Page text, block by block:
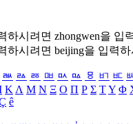
하시려면 zhongwen을 입
하시려면 beijing을 입력하
ㅫ ㅬ ㅭ ㅮ ㅯ ㅰ ㅱ ㅲ ㅳ
ΚΛ Μ Ν Ξ Ο Π Ρ Σ ΤΥ Φ
ê